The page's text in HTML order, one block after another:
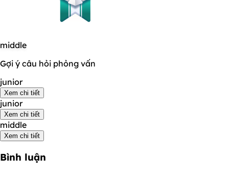
middle
Gợi ý câu hỏi phỏng vấn
junior
Xem chi tiết
junior
Xem chi tiết
middle
Xem chi tiết
Bình luận